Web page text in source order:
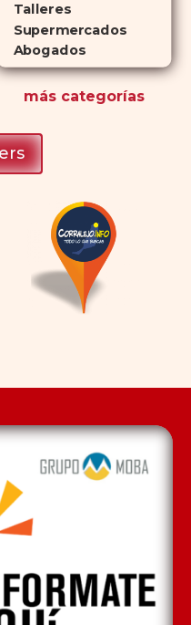
Talleres
Supermercados
Abogados
máscategorías